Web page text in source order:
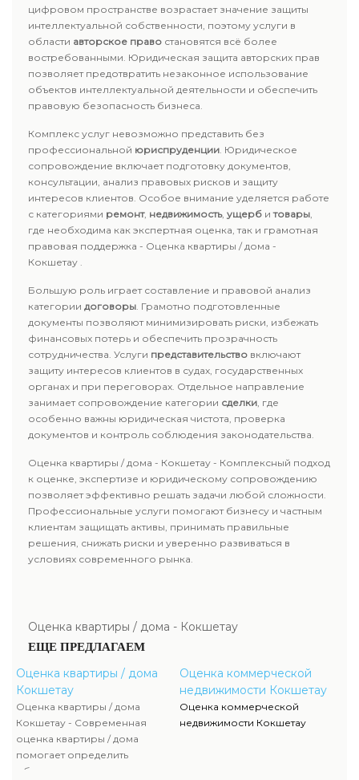
цифровом пространстве возрастает значение защиты
интеллектуальной собственности, поэтому услуги в
области авторское право становятся всё более
востребованными. Юридическая защита авторских прав
позволяет предотвратить незаконное использование
объектов интеллектуальной деятельности и обеспечить
правовую безопасность бизнеса.
Комплекс услуг невозможно представить без
профессиональной юриспруденции. Юридическое
сопровождение включает подготовку документов,
консультации, анализ правовых рисков и защиту
интересов клиентов. Особое внимание уделяется работе
с категориями ремонт, недвижимость, ущерб итовары,
где необходима как экспертная оценка, так и грамотная
правовая поддержка - Оценка квартиры / дома -
Кокшетау .
Большую роль играет составление и правовой анализ
категории договоры. Грамотно подготовленные
документы позволяют минимизировать риски, избежать
финансовых потерь и обеспечить прозрачность
сотрудничества. Услуги представительство включают
защиту интересов клиентов в судах, государственных
органах и при переговорах. Отдельное направление
занимает сопровождение категории сделки, где
особенно важны юридическая чистота, проверка
документов и контроль соблюдения законодательства.
Оценка квартиры / дома - Кокшетау - Комплексный подход
к оценке, экспертизе и юридическому сопровождению
позволяет эффективно решать задачи любой сложности.
Профессиональные услуги помогают бизнесу и частным
клиентам защищать активы, принимать правильные
решения, снижать риски и уверенно развиваться в
условиях современного рынка.
Оценка квартиры / дома - Кокшетау
ЕЩЕ ПРЕДЛАГАЕМ
Оценка квартиры / дома
Кокшетау
Оценка квартиры / дома
Кокшетау - Современная
оценка квартиры / дома
помогает определить
объективную стоимость
Оценка коммерческой
недвижимости Кокшетау
Оценка коммерческой
недвижимости Кокшетау